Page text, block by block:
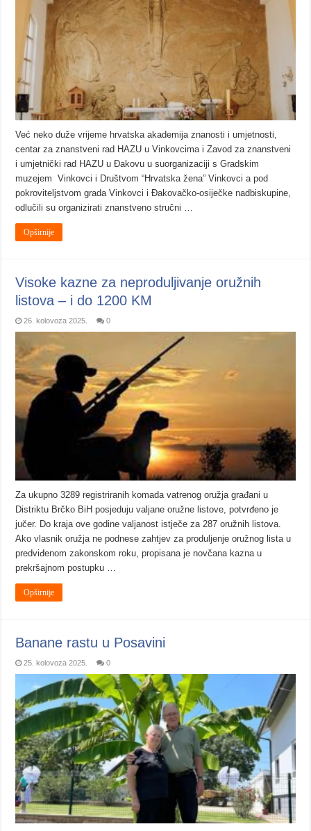
Već neko duže vrijeme hrvatska akademija znanosti i umjetnosti,
centar za znanstveni rad HAZU u Vinkovcima i Zavod za znanstveni
i umjetnički rad HAZU u Đakovu u suorganizaciji s Gradskim
muzejem Vinkovci i Društvom “Hrvatska žena” Vinkovci a pod
pokroviteljstvom grada Vinkovci i Đakovačko-osiječke nadbiskupine,
odlučili su organizirati znanstveno stručni …
Opširnije
Visoke kazne za neproduljivanje oružnih
listova – i do 1200 KM
26. kolovoza 2025. 0
Za ukupno 3289 registriranih komada vatrenog oružja građani u
Distriktu Brčko BiH posjeduju valjane oružne listove, potvrđeno je
jučer. Do kraja ove godine valjanost istječe za 287 oružnih listova.
Ako vlasnik oružja ne podnese zahtjev za produljenje oružnog lista u
predviđenom zakonskom roku, propisana je novčana kazna u
prekršajnom postupku …
Opširnije
Banane rastu u Posavini
25. kolovoza 2025. 0